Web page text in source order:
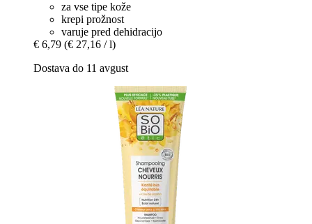
za vse tipe kože
krepi prožnost
varuje pred dehidracijo
€ 6,79 (€ 27,16 / l)
Dostava do 11 avgust